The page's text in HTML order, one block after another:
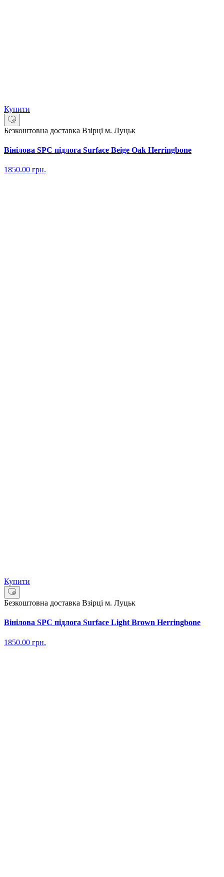
Купити
Безкоштовна доставка Взірці м. Луцьк
Вінілова SPC підлога Surface Beige Oak Herringbone
1850.00 грн.
Купити
Безкоштовна доставка Взірці м. Луцьк
Вінілова SPC підлога Surface Light Brown Herringbone
1850.00 грн.